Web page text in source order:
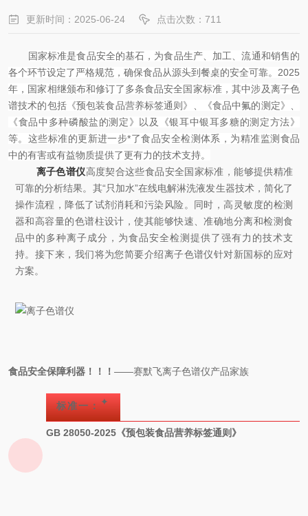
更新时间：2025-06-24 点击次数：711
国家标准是食品安全的基石，为食品生产、加工、流通和销售的
各个环节设定了严格规范，确保食品从源头到餐桌的安全可靠。2025
年，国家相继颁布和修订了多条食品安全国家标准，其中涉及离子色
谱技术的包括《预包装食品营养标签通则》、《食品中氟的测定》、
《食品中多种磷酸盐的测定》以及《银耳中银耳多糖的测定方法》
等。这些标准的更新进一步*了食品安全检测体系，为精准监测食品
中的有害或有益物质提供了更有力的技术支持。
离子色谱仪高度契合这些食品安全国家标准，能够提供精准
可靠的分析结果。其“只加水”在线电解淋洗液发生器技术，简化了
操作流程，降低了试剂消耗和污染风险。同时，高灵敏度的检测
器和高容量的色谱柱设计，使其能够快速、准确地分离和检测食
品中的多种离子成分，为食品安全检测提供了强有力的技术支
持。接下来，我们将为您简要介绍离子色谱仪针对新国标的应对
方案。
食品安全保障利器！！！ ——赛默飞离子色谱仪产品家族
标准一： ✦
GB 28050-2025《预包装食品营养标签通则》